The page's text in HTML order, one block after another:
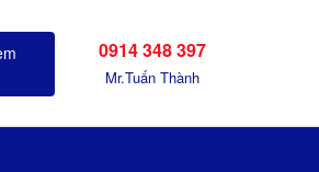
0914 348 397
Mr.Tuấn Thành